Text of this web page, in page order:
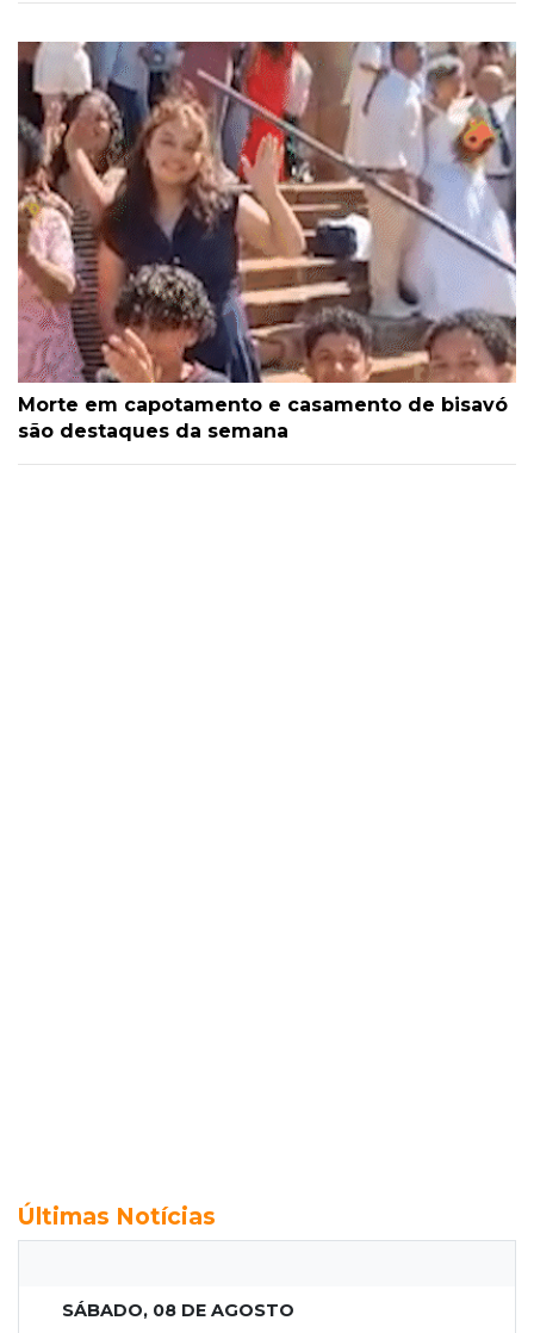
Morte em capotamento e casamento de bisavó
são destaques da semana
Últimas Notícias
SÁBADO, 08 DE AGOSTO